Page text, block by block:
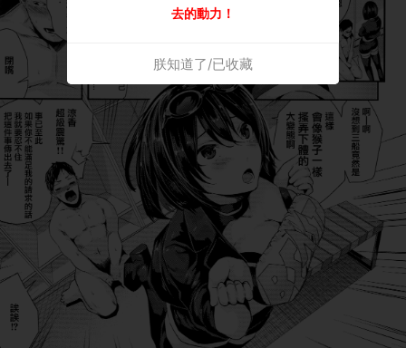
去的動力！
朕知道了/已收藏